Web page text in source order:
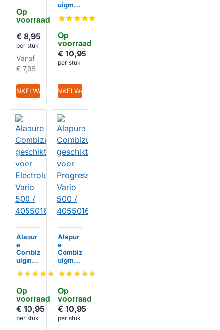
HUISMERK
Op
voorraad
Dyson
914361
€ 8,95
per stuk
Vanaf
€ 7,95
IN WINKELWAGEN
HUISMERK
Op
voorraad
uigmon
geschi
AEG
Vario
500 /
405501
6945
€ 10,95
per stuk
IN WINKELWAGEN
HUISMERK
Op
voorraad
Alapur
e
Combiz
uigmon
geschi
Electro
lux
Vario
500 /
405501
€ 10,95
per stuk HUISMERK
Op
voorraad
Alapur
e
Combiz
uigmon
geschi
Progres
s Vario
500 /
405501
6945
€ 10,95
per stuk